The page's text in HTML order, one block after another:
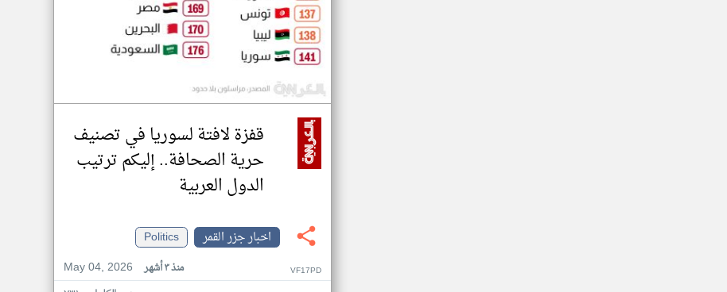
قفزة لافتة لسوريا في تصنيف
حرية الصحافة.. إليكم ترتيب
الدول العربية
اخبار جزر القمر
Politics
May 04, 2026
منذ ٣ أشهر VF17PD